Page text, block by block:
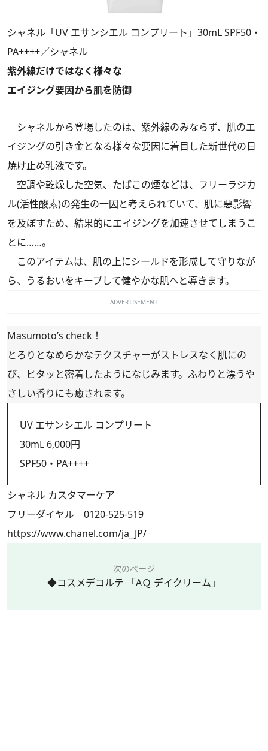
シャネル「UV エサンシエル コンプリート」30mL SPF50・
PA++++／シャネル
紫外線だけではなく様々な
エイジング要因から肌を防御
シャネルから登場したのは、紫外線のみならず、肌のエ
イジングの引き金となる様々な要因に着目した新世代の日
焼け止め乳液です。
空調や乾燥した空気、たばこの煙などは、フリーラジカ
ル(活性酸素)の発生の一因と考えられていて、肌に悪影響
を及ぼすため、結果的にエイジングを加速させてしまうこ
とに……。
このアイテムは、肌の上にシールドを形成して守りなが
ら、うるおいをキープして健やかな肌へと導きます。
ADVERTISEMENT
Masumoto’s check！
とろりとなめらかなテクスチャーがストレスなく肌にの
び、ピタッと密着したようになじみます。ふわりと漂うや
さしい香りにも癒されます。
UV エサンシエル コンプリート
30mL 6,000円
SPF50・PA++++
シャネル カスタマーケア
フリーダイヤル 0120-525-519
https://www.chanel.com/ja_JP/
次のページ
◆コスメデコルテ 「AＱ デイクリーム」